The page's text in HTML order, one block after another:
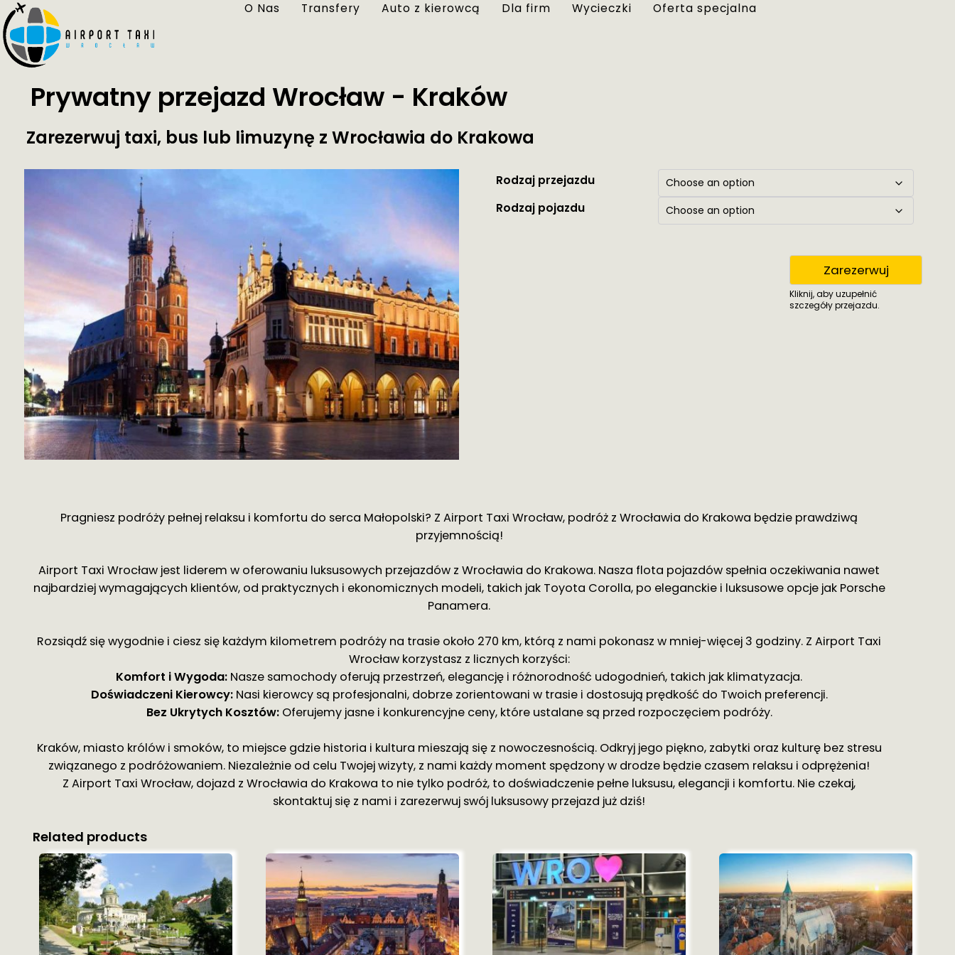
O Nas Transfery Auto z kierowcą Dla firm Wycieczki Oferta specjalna
Prywatny przejazd Wrocław - Kraków
Zarezerwuj taxi, bus lub limuzynę z Wrocławia do Krakowa
Rodzaj przejazdu
Rodzaj pojazdu
Zarezerwuj
Kliknij, aby uzupełnić
szczegóły przejazdu.
Pragniesz podróży pełnej relaksu i komfortu do serca Małopolski? Z Airport Taxi Wrocław, podróż z Wrocławia do Krakowa będzie prawdziwą
przyjemnością!
Airport Taxi Wrocław jest liderem w oferowaniu luksusowych przejazdów z Wrocławia do Krakowa. Nasza flota pojazdów spełnia oczekiwania nawet
najbardziej wymagających klientów, od praktycznych i ekonomicznych modeli, takich jak Toyota Corolla, po eleganckie i luksusowe opcje jak Porsche
Panamera.
Rozsiądź się wygodnie i ciesz się każdym kilometrem podróży na trasie około 270 km, którą z nami pokonasz w mniej-więcej 3 godziny. Z Airport Taxi
Wrocław korzystasz z licznych korzyści:
Komfort i Wygoda: Nasze samochody oferują przestrzeń, elegancję i różnorodność udogodnień, takich jak klimatyzacja.
Doświadczeni Kierowcy:Nasi kierowcy są profesjonalni, dobrze zorientowani w trasie i dostosują prędkość do Twoich preferencji.
Bez Ukrytych Kosztów:Oferujemy jasne i konkurencyjne ceny, które ustalane są przed rozpoczęciem podróży.
Kraków, miasto królów i smoków, to miejsce gdzie historia i kultura mieszają się z nowoczesnością. Odkryj jego piękno, zabytki oraz kulturę bez stresu
związanego z podróżowaniem. Niezależnie od celu Twojej wizyty, z nami każdy moment spędzony w drodze będzie czasem relaksu i odprężenia!
Z Airport Taxi Wrocław, dojazd z Wrocławia do Krakowa to nie tylko podróż, to doświadczenie pełne luksusu, elegancji i komfortu. Nie czekaj,
skontaktuj się z nami i zarezerwuj swój luksusowy przejazd już dziś!
Related products